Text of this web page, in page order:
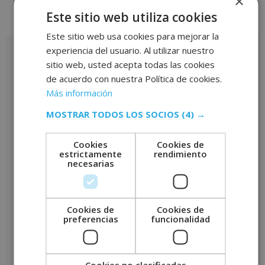
Valoraciones (0)
Valoraciones
No hay valoraciones aún.
Sé el primero en valorar “Máster de Alto Rendimiento en
Liderazgo y Gestión de Equipos – CON ESTANCIAS FORMATIVAS
GARANTIZADAS –”
Tu puntuación*
*
Este sitio web utiliza cookies
Este sitio web usa cookies para mejorar la
experiencia del usuario. Al utilizar nuestro
sitio web, usted acepta todas las cookies
de acuerdo con nuestra Política de cookies.
Más información
MOSTRAR TODOS LOS SOCIOS (4) →
Cookies
estrictamente
necesarias
Cookies de
rendimiento
Cookies de
preferencias
Cookies de
funcionalidad